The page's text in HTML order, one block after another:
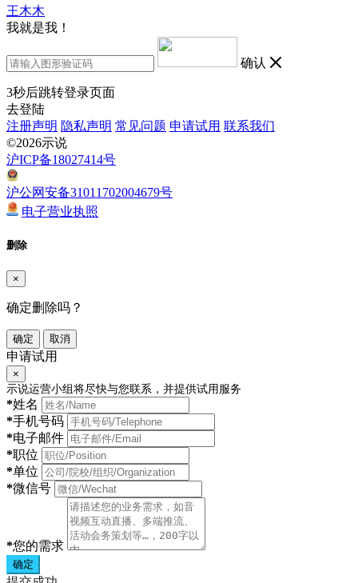
王木木
我就是我！
确认
3秒后跳转登录页面
去登陆
注册声明 隐私声明 常见问题 申请试用 联系我们
©2026示说
沪ICP备18027414号
沪公网安备31011702004679号
电子营业执照
删除
×
确定删除吗？
确定 取消
申请试用
×
示说运营小组将尽快与您联系，并提供试用服务
*姓名
*手机号码
*电子邮件
*职位
*单位
*微信号
*您的需求
确定